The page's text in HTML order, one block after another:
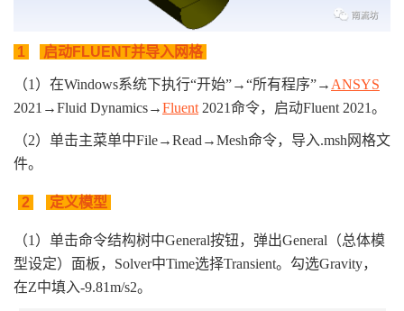
1 启动FLUENT并导入网格
（1）在Windows系统下执行“开始”→“所有程序”→ ANSYS
2021→Fluid Dynamics→Fluent 2021命令，启动Fluent 2021。
（2）单击主菜单中File→Read →Mesh命令，导入.msh网格文
件。
2 定义模型
（1）单击命令结构树中General按钮，弹出General（总体模
型设定）面板，Solver中Time选择Transient。勾选Gravity，
在Z中填入-9.81m/s2。